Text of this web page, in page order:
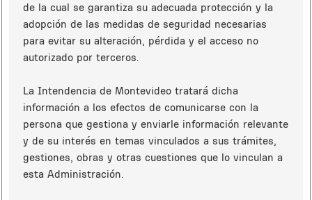
de la cual se garantiza su adecuada protección y la
adopción de las medidas de seguridad necesarias
para evitar su alteración, pérdida y el acceso no
autorizado por terceros.
La Intendencia de Montevideo tratará dicha
información a los efectos de comunicarse con la
persona que gestiona y enviarle información relevante
y de su interés en temas vinculados a sus trámites,
gestiones, obras y otras cuestiones que lo vinculan a
esta Administración.